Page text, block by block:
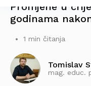
Promjene u
godinama
1 min čitanja
Tomislav
mag. educ.